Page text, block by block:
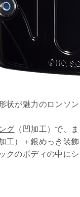
状が魅力のロンソ
グ （凹加工）で、
工）＋銀めっき装飾
クのボディの中に